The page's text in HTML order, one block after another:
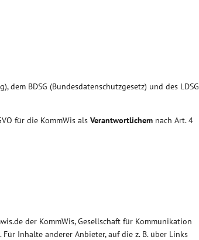
dem BDSG (Bundesdatenschutzgesetz) und des LDSG
für die KommWis als Verantwortlichem nach Art. 4
der KommWis, Gesellschaft für Kommunikation
Inhalte anderer Anbieter, auf die z. B. über Links